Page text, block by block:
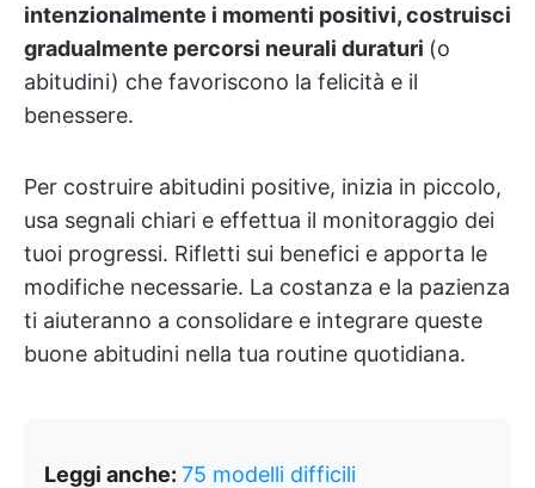
intenzionalmente i momenti positivi, costruisci
gradualmente percorsi neurali duraturi (o
abitudini) che favoriscono la felicità e il
benessere.
Per costruire abitudini positive, inizia in piccolo,
usa segnali chiari e effettua il monitoraggio dei
tuoi progressi. Rifletti sui benefici e apporta le
modifiche necessarie. La costanza e la pazienza
ti aiuteranno a consolidare e integrare queste
buone abitudini nella tua routine quotidiana.
Leggi anche: 75 modelli difficili